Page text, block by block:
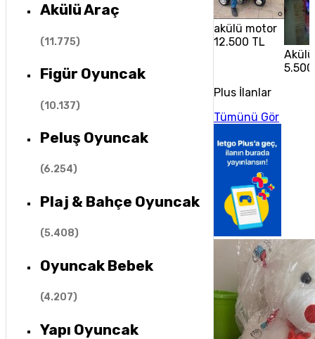
Akülü Araç
(11.775)
Figür Oyuncak
(10.137)
Peluş Oyuncak
(6.254)
Plaj & Bahçe Oyuncak
(5.408)
Oyuncak Bebek
(4.207)
Yapı Oyuncak
akülü motor
12.500 TL
Plus İlanlar
Tümünü Gör